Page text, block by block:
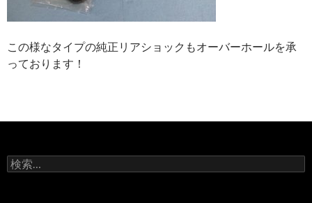
この様なタイプの純正リアショックもオーバーホールを承
っております！
検
索